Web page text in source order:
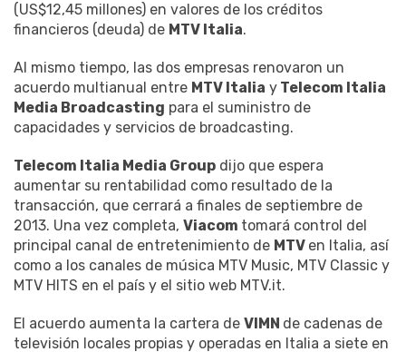
(US$12,45 millones) en valores de los créditos
financieros (deuda) de MTV Italia.
Al mismo tiempo, las dos empresas renovaron un
acuerdo multianual entre MTV Italia y Telecom Italia
Media Broadcasting para el suministro de
capacidades y servicios de broadcasting.
Telecom Italia Media Group dijo que espera
aumentar su rentabilidad como resultado de la
transacción, que cerrará a finales de septiembre de
2013. Una vez completa, Viacom tomará control del
principal canal de entretenimiento de MTV en Italia, así
como a los canales de música MTV Music, MTV Classic y
MTV HITS en el país y el sitio web MTV.it.
El acuerdo aumenta la cartera de VIMN de cadenas de
televisión locales propias y operadas en Italia a siete en